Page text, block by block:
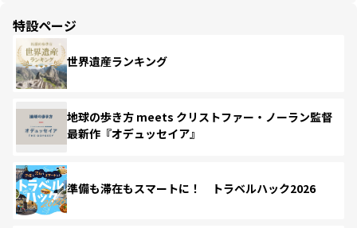
特設ページ
世界遺産ランキング
地球の歩き方 meets クリストファー・ノーラン監督
最新作『オデュッセイア』
準備も滞在もスマートに！ トラベルハック2026